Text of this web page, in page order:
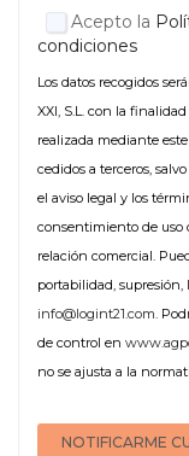
Acepto la
condiciones
Los datos recogidos
XXI, S.L. con la
realizada mediante
cedidos a terceros,
el aviso legal y los
consentimiento de uso
relación comercial.
portabilidad,
info@logint21.com.
de control en
no se ajusta a la
NOTIFICARME